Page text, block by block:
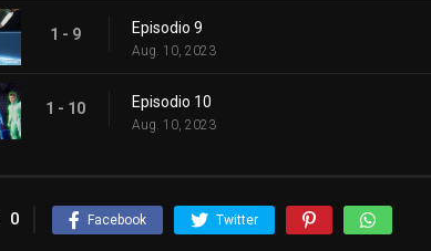
1 - 9 Episodio 9
Aug. 10, 2023
1 - 10 Episodio 10
Aug. 10, 2023
0 Facebook Twitter